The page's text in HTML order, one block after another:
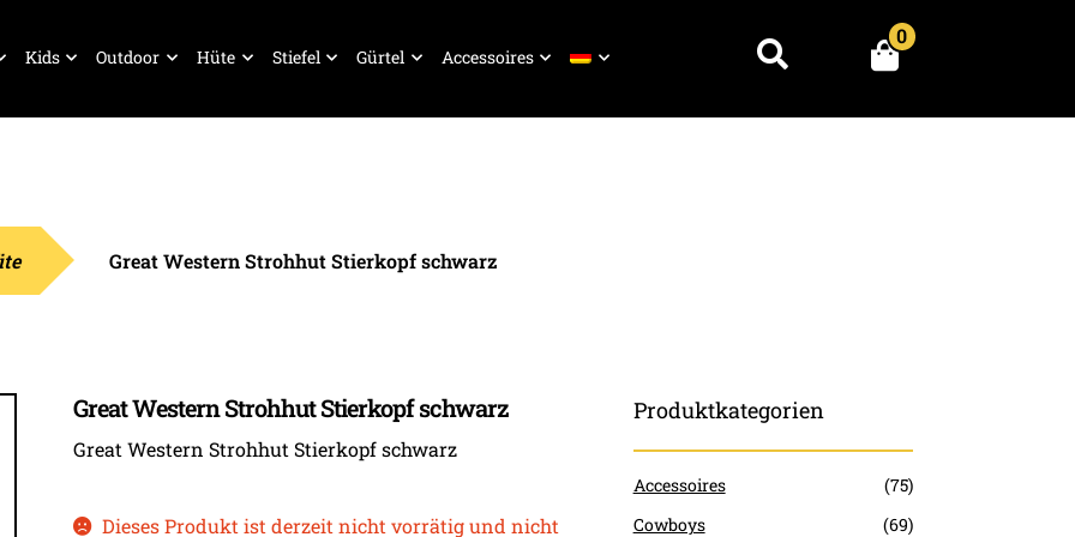
Kids Outdoor Hüte Stiefel Gürtel Accessoires
Suchen 0
Great Western Strohhut Stierkopf schwarz
Great Western Strohhut Stierkopf schwarz
Great Western Strohhut Stierkopf schwarz
Dieses Produkt ist derzeit nicht vorrätig und nicht
Produktkategorien
Accessoires
(75)
Cowboys
(69)